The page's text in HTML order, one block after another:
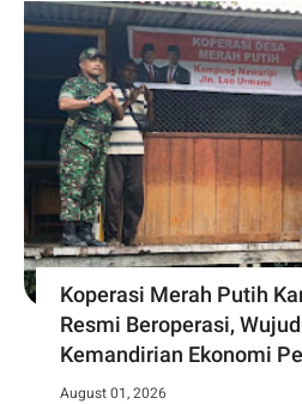
Koperasi Merah Putih
Resmi Beroperasi,
Kemandirian Ekonomi
August 01, 2026